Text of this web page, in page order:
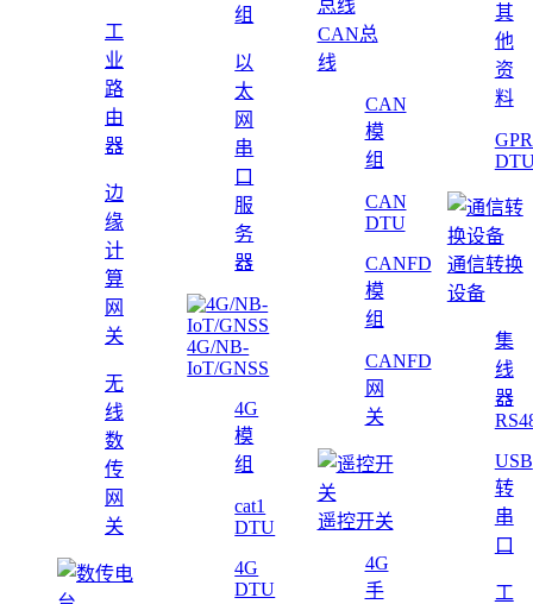
工
业
路
由
器
边
缘
计
算
网
关
无
线
数
传
网
关
组
以
太
网
串
口
服
务
器
4G/NB-
IoT/GNSS
4G
模
组
cat1
DTU
4G
DTU
CAN总
线
CAN
模
组
CAN
DTU
CANFD
模
组
CANFD
网
关
遥控开关
4G
手
其
他
资
料
通信转换
设备
集
线
器
USB
转
串
口
工